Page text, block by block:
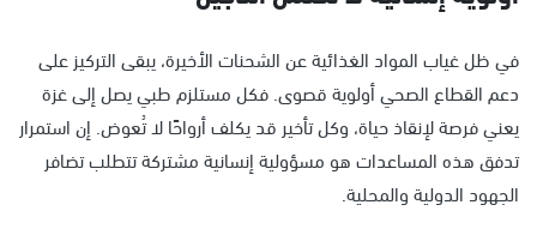
في ظل غياب المواد الغذائية عن الشحنات الأخيرة، يبقى التركيز على
دعم القطاع الصحي أولوية قصوى. فكل مستلزم طبي يصل إلى غزة
يعني فرصة لإنقاذ حياة، وكل تأخير قد يكلف أرواحًا لا تُعوض. إن استمرار
تدفق هذه المساعدات هو مسؤولية إنسانية مشتركة تتطلب تضافر
الجهود الدولية والمحلية.